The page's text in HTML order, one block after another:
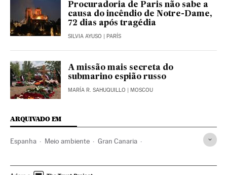
Procuradoria de Paris não sabe a
causa do incêndio de Notre-Dame,
72 dias após tragédia
SILVIA AYUSO | PARÍS
A missão mais secreta do
submarino espião russo
MARÍA R. SAHUQUILLO | MOSCOU
ARQUIVADO EM
Espanha Meio ambiente Gran Canaria